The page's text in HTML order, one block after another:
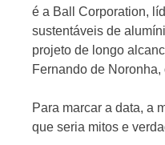
é a Ball Corporation,
sustentáveis de
projeto de longo
Fernando de Noronha,
Para marcar a data, a
que seria mitos e